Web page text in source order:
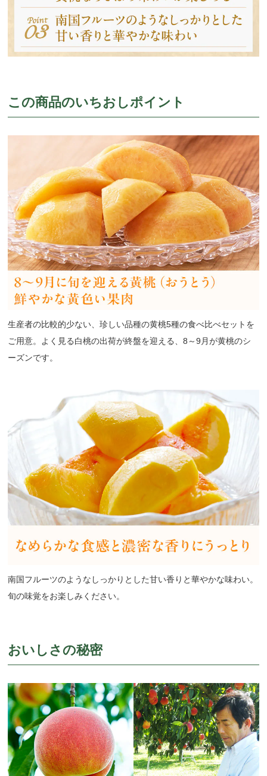
この商品のいちおしポイント
生産者の比較的少ない、珍しい品種の黄桃5種の食べ比べセットを
ご用意。よく見る白桃の出荷が終盤を迎える、8～9月が黄桃のシ
ーズンです。
南国フルーツのようなしっかりとした甘い香りと華やかな味わい。
旬の味覚をお楽しみください。
おいしさの秘密